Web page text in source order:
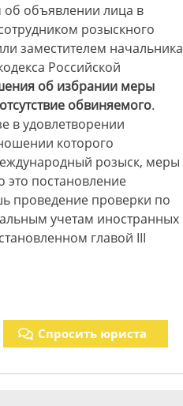
объявлении лица в
розыскного
заместителем начальника
Российской
об избрании меры
обвиняемого.
в удовлетворении
которого
розыск, меры
это постановление
проведение проверки по
учетам иностранных
главой III
Спросить юриста